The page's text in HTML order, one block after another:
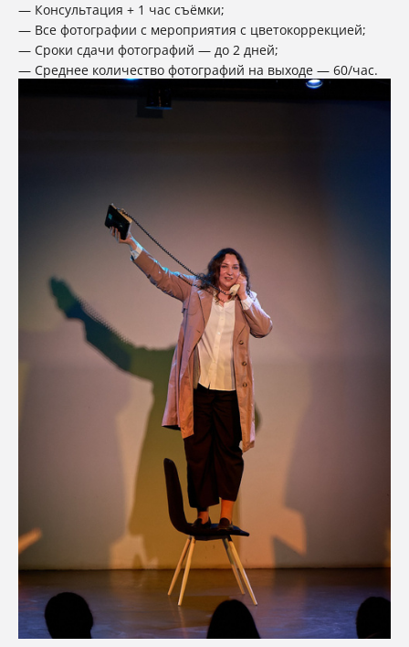
Консультация + 1 час съёмки;
Все фотографии с мероприятия с цветокоррекцией;
Сроки сдачи фотографий — до 2 дней;
Среднее количество фотографий на выходе — 60/час.